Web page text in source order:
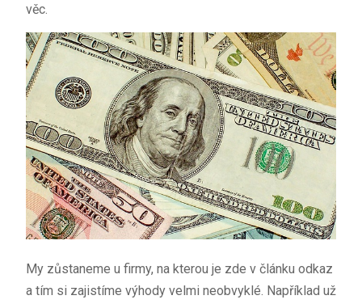
věc.
My zůstaneme u firmy, na kterou je zde v článku odkaz
a tím si zajistíme výhody velmi neobvyklé. Například už